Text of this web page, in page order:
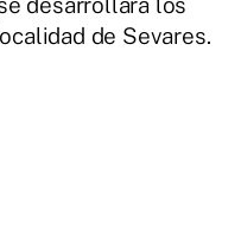
de Sevares.